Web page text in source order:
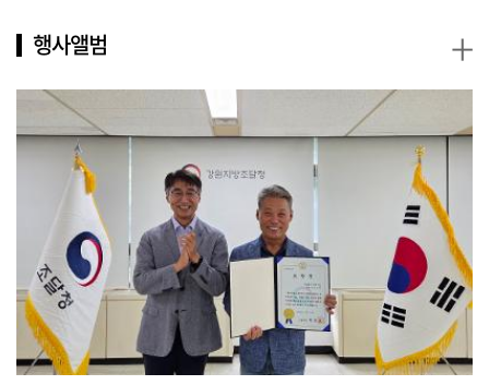
행사앨범 +